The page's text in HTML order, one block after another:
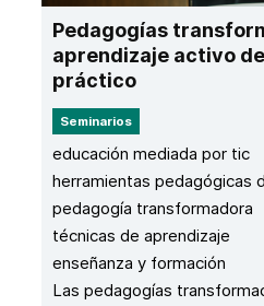
Pedagogías
aprendizaje activo
práctico
Seminarios
educación mediada por tic
herramientas pedagógicas
pedagogía transformadora
técnicas de aprendizaje
enseñanza y formación
Las pedagogías